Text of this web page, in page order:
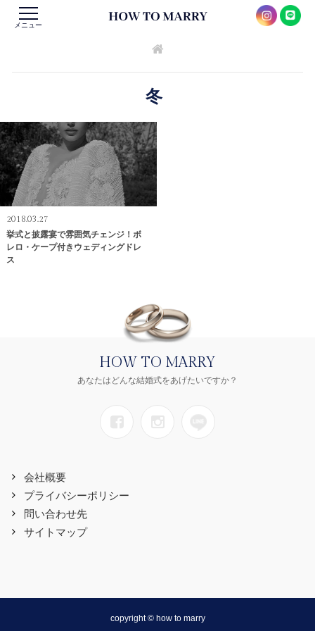
メニュー
冬
2018.03.27
挙式と披露宴で雰囲気チェンジ！ボ
レロ・ケープ付きウェディングドレ
ス
HOW TO MARRY
あなたはどんな結婚式をあげたいですか？
会社概要
プライバシーポリシー
問い合わせ先
サイトマップ
copyright © how to marry